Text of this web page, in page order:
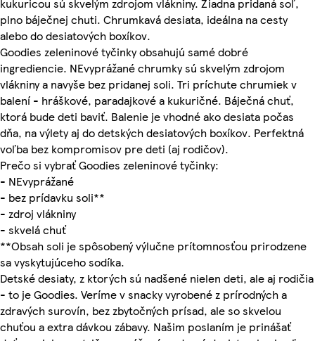
plno báječnej chuti. Chrumkavá desiata, ideálna na cesty
alebo do desiatových boxíkov.
Goodies zeleninové tyčinky obsahujú samé dobré
ingrediencie. NEvyprážané chrumky sú skvelým zdrojom
vlákniny a navyše bez pridanej soli. Tri príchute chrumiek v
balení - hráškové, paradajkové a kukuričné. Báječná chuť,
ktorá bude deti baviť. Balenie je vhodné ako desiata počas
dňa, na výlety aj do detských desiatových boxíkov. Perfektná
voľba bez kompromisov pre deti (aj rodičov).
Prečo si vybrať Goodies zeleninové tyčinky:
- NEvyprážané
- bez prídavku soli**
- zdroj vlákniny
- skvelá chuť
**Obsah soli je spôsobený výlučne prítomnosťou prirodzene
sa vyskytujúceho sodíka.
Detské desiaty, z ktorých sú nadšené nielen deti, ale aj rodičia
- to je Goodies. Veríme v snacky vyrobené z prírodných a
zdravých surovín, bez zbytočných prísad, ale so skvelou
chuťou a extra dávkou zábavy. Našim poslaním je prinášať